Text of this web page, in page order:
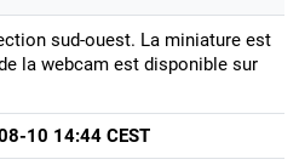
sud-ouest. La miniature est
la webcam est disponible sur
10 14:44 CEST